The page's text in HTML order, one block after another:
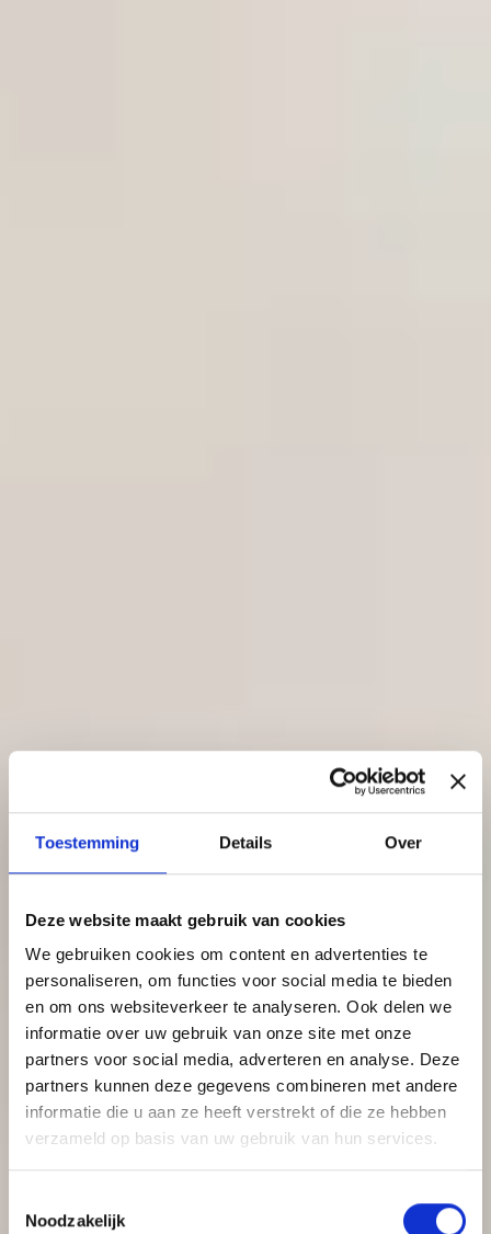
Toestemming Details Over
Deze website maakt gebruik van cookies
We gebruiken cookies om content en advertenties te
personaliseren, om functies voor social media te bieden
en om ons websiteverkeer te analyseren. Ook delen we
informatie over uw gebruik van onze site met onze
partners voor social media, adverteren en analyse. Deze
partners kunnen deze gegevens combineren met andere
informatie die u aan ze heeft verstrekt of die ze hebben
verzameld op basis van uw gebruik van hun services.
Noodzakelijk